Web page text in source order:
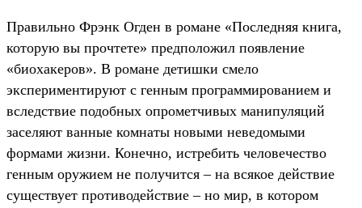
Правильно Фрэнк Огден в романе «Последняя книга,
которую вы прочтете» предположил появление
«биохакеров». В романе детишки смело
экспериментируют с генным программированием и
вследствие подобных опрометчивых манипуляций
заселяют ванные комнаты новыми неведомыми
формами жизни. Конечно, истребить человечество
генным оружием не получится – на всякое действие
существует противодействие – но мир, в котором